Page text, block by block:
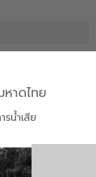
าดไทย
น้ำเสีย